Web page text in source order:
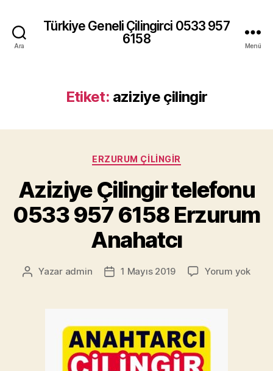
Ara
Türkiye Geneli Çilingirci 0533 957
6158
Menü
Etiket: aziziye çilingir
Kategoriler
ERZURUM ÇILINGIR
Aziziye Çilingir telefonu
0533 957 6158 Erzurum
Anahatcı
Yazının
Yazar admin
Yazı1 Mayıs 2019 Yorum yok